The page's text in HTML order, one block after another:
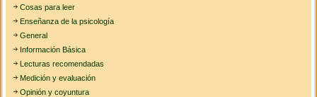
Cosas para leer
Enseñanza de la psicología
General
Información Básica
Lecturas recomendadas
Medición y evaluación
Opinión y coyuntura